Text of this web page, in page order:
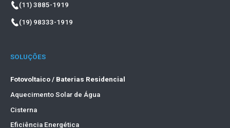
(11) 3885-1919
(19) 98333-1919
SOLUÇÕES
Fotovoltaico / Baterias Residencial
Aquecimento Solar de Água
Cisterna
Eficiência Energética